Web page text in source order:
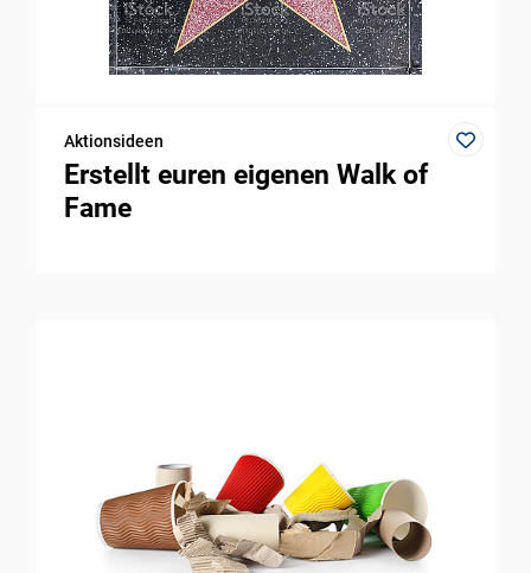
Aktionsideen
Erstellt euren eigenen Walk of
Fame